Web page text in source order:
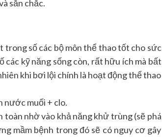
săn chắc.
trong số các bộ môn thể thao tốt cho sức
kỹ năng sống còn, rất hữu ích mà bất
khi bơi lội chính là hoạt động thể thao
nước muối + clo.
toàn nhờ vào khả năng khử trùng (sẽ phá
mầm bệnh trong đó sẽ có nguy cơ gây